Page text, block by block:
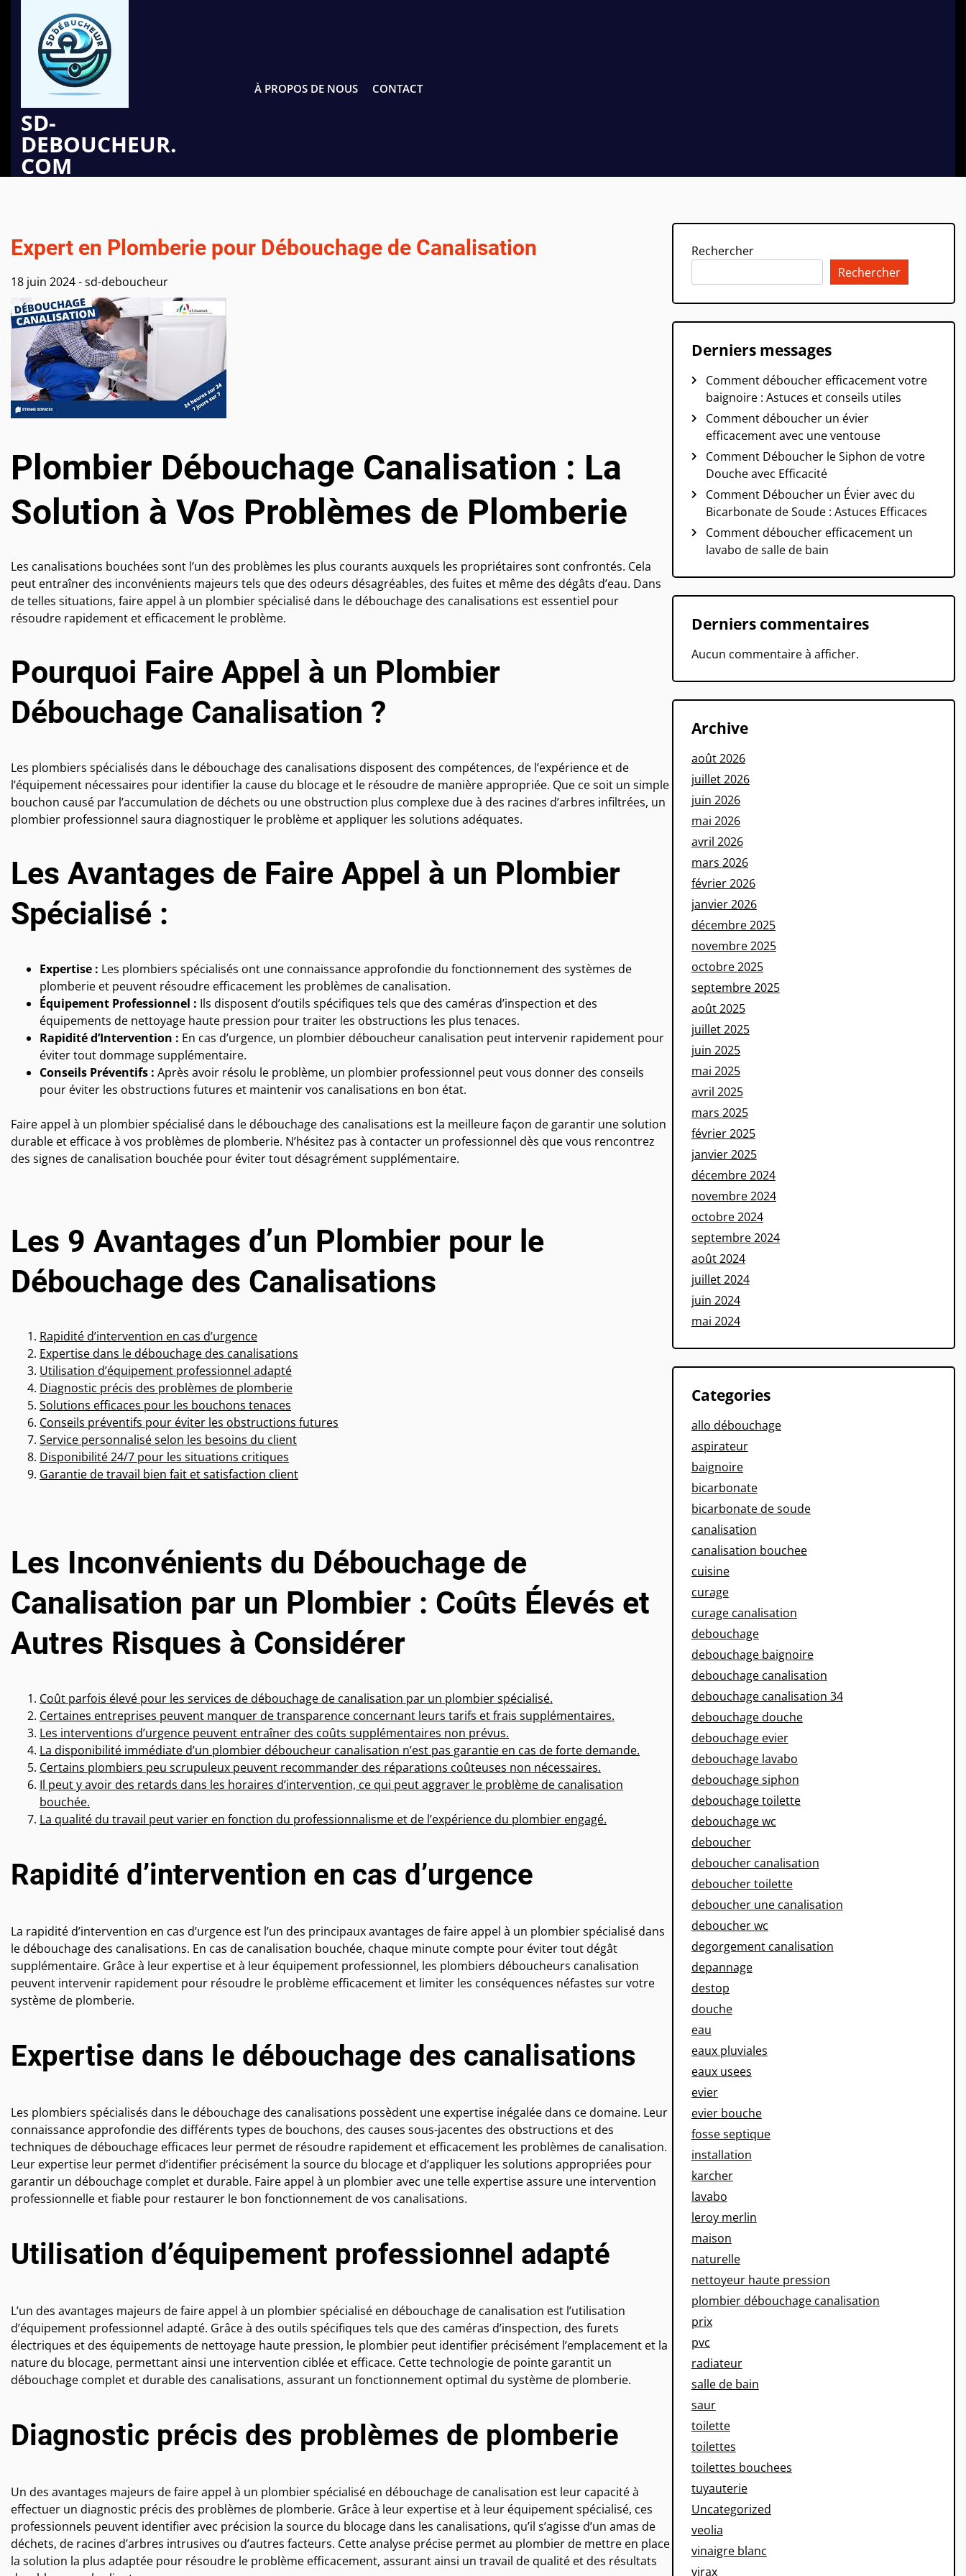
contenu
SD-
DEBOUCHEUR.
COM
À PROPOS DE NOUS CONTACT
Expert en Plomberie pour Débouchage de Canalisation
18 juin 2024-sd-deboucheur
Plombier Débouchage Canalisation : La
Solution à Vos Problèmes de Plomberie
Les canalisations bouchées sont l’un des problèmes les plus courants auxquels les propriétaires sont confrontés. Cela
peut entraîner des inconvénients majeurs tels que des odeurs désagréables, des fuites et même des dégâts d’eau. Dans
de telles situations, faire appel à un plombier spécialisé dans le débouchage des canalisations est essentiel pour
résoudre rapidement et efficacement le problème.
Pourquoi Faire Appel à un Plombier
Débouchage Canalisation ?
Les plombiers spécialisés dans le débouchage des canalisations disposent des compétences, de l’expérience et de
l’équipement nécessaires pour identifier la cause du blocage et le résoudre de manière appropriée. Que ce soit un simple
bouchon causé par l’accumulation de déchets ou une obstruction plus complexe due à des racines d’arbres infiltrées, un
plombier professionnel saura diagnostiquer le problème et appliquer les solutions adéquates.
Les Avantages de Faire Appel à un Plombier
Spécialisé :
Expertise : Les plombiers spécialisés ont une connaissance approfondie du fonctionnement des systèmes de
plomberie et peuvent résoudre efficacement les problèmes de canalisation.
Équipement Professionnel : Ils disposent d’outils spécifiques tels que des caméras d’inspection et des
équipements de nettoyage haute pression pour traiter les obstructions les plus tenaces.
Rapidité d’Intervention : En cas d’urgence, un plombier déboucheur canalisation peut intervenir rapidement pour
éviter tout dommage supplémentaire.
Conseils Préventifs : Après avoir résolu le problème, un plombier professionnel peut vous donner des conseils
pour éviter les obstructions futures et maintenir vos canalisations en bon état.
Faire appel à un plombier spécialisé dans le débouchage des canalisations est la meilleure façon de garantir une solution
durable et efficace à vos problèmes de plomberie. N’hésitez pas à contacter un professionnel dès que vous rencontrez
des signes de canalisation bouchée pour éviter tout désagrément supplémentaire.
Les 9 Avantages d’un Plombier pour le
Débouchage des Canalisations
Rapidité d’intervention en cas d’urgence
Expertise dans le débouchage des canalisations
Utilisation d’équipement professionnel adapté
Diagnostic précis des problèmes de plomberie
Solutions efficaces pour les bouchons tenaces
Conseils préventifs pour éviter les obstructions futures
Service personnalisé selon les besoins du client
Disponibilité 24/7 pour les situations critiques
Garantie de travail bien fait et satisfaction client
Les Inconvénients du Débouchage de
Canalisation par un Plombier : Coûts Élevés et
Autres Risques à Considérer
Coût parfois élevé pour les services de débouchage de canalisation par un plombier spécialisé.
Certaines entreprises peuvent manquer de transparence concernant leurs tarifs et frais supplémentaires.
Les interventions d’urgence peuvent entraîner des coûts supplémentaires non prévus.
La disponibilité immédiate d’un plombier déboucheur canalisation n’est pas garantie en cas de forte demande.
Certains plombiers peu scrupuleux peuvent recommander des réparations coûteuses non nécessaires.
Il peut y avoir des retards dans les horaires d’intervention, ce qui peut aggraver le problème de canalisation
bouchée.
La qualité du travail peut varier en fonction du professionnalisme et de l’expérience du plombier engagé.
Rapidité d’intervention en cas d’urgence
La rapidité d’intervention en cas d’urgence est l’un des principaux avantages de faire appel à un plombier spécialisé dans
le débouchage des canalisations. En cas de canalisation bouchée, chaque minute compte pour éviter tout dégât
supplémentaire. Grâce à leur expertise et à leur équipement professionnel, les plombiers déboucheurs canalisation
peuvent intervenir rapidement pour résoudre le problème efficacement et limiter les conséquences néfastes sur votre
système de plomberie.
Expertise dans le débouchage des canalisations
Les plombiers spécialisés dans le débouchage des canalisations possèdent une expertise inégalée dans ce domaine. Leur
connaissance approfondie des différents types de bouchons, des causes sous-jacentes des obstructions et des
techniques de débouchage efficaces leur permet de résoudre rapidement et efficacement les problèmes de canalisation.
Leur expertise leur permet d’identifier précisément la source du blocage et d’appliquer les solutions appropriées pour
garantir un débouchage complet et durable. Faire appel à un plombier avec une telle expertise assure une intervention
professionnelle et fiable pour restaurer le bon fonctionnement de vos canalisations.
Utilisation d’équipement professionnel adapté
L’un des avantages majeurs de faire appel à un plombier spécialisé en débouchage de canalisation est l’utilisation
d’équipement professionnel adapté. Grâce à des outils spécifiques tels que des caméras d’inspection, des furets
électriques et des équipements de nettoyage haute pression, le plombier peut identifier précisément l’emplacement et la
nature du blocage, permettant ainsi une intervention ciblée et efficace. Cette technologie de pointe garantit un
débouchage complet et durable des canalisations, assurant un fonctionnement optimal du système de plomberie.
Diagnostic précis des problèmes de plomberie
Un des avantages majeurs de faire appel à un plombier spécialisé en débouchage de canalisation est leur capacité à
effectuer un diagnostic précis des problèmes de plomberie. Grâce à leur expertise et à leur équipement spécialisé, ces
professionnels peuvent identifier avec précision la source du blocage dans les canalisations, qu’il s’agisse d’un amas de
déchets, de racines d’arbres intrusives ou d’autres facteurs. Cette analyse précise permet au plombier de mettre en place
la solution la plus adaptée pour résoudre le problème efficacement, assurant ainsi un travail de qualité et des résultats
Rechercher
Rechercher
Derniers messages
Comment déboucher efficacement votre
baignoire : Astuces et conseils utiles
Comment déboucher un évier
efficacement avec une ventouse
Comment Déboucher le Siphon de votre
Douche avec Efficacité
Comment Déboucher un Évier avec du
Bicarbonate de Soude : Astuces Efficaces
Comment déboucher efficacement un
lavabo de salle de bain
Derniers commentaires
Aucun commentaire à afficher.
Archive
août 2026
juillet 2026
juin 2026
mai 2026
avril 2026
mars 2026
février 2026
janvier 2026
décembre 2025
novembre 2025
octobre 2025
septembre 2025
août 2025
juillet 2025
juin 2025
mai 2025
avril 2025
mars 2025
février 2025
janvier 2025
décembre 2024
novembre 2024
octobre 2024
septembre 2024
août 2024
juillet 2024
juin 2024
mai 2024
Categories
allo débouchage
aspirateur
baignoire
bicarbonate
bicarbonate de soude
canalisation
canalisation bouchee
cuisine
curage
curage canalisation
debouchage
debouchage baignoire
debouchage canalisation
debouchage canalisation 34
debouchage douche
debouchage evier
debouchage lavabo
debouchage siphon
debouchage toilette
debouchage wc
deboucher
deboucher canalisation
deboucher toilette
deboucher une canalisation
deboucher wc
degorgement canalisation
depannage
destop
douche
eau
eaux pluviales
eaux usees
evier
evier bouche
fosse septique
installation
karcher
lavabo
leroy merlin
maison
naturelle
nettoyeur haute pression
plombier débouchage canalisation
prix
pvc
radiateur
salle de bain
saur
toilette
toilettes
toilettes bouchees
tuyauterie
Uncategorized
veolia
vinaigre blanc
virax